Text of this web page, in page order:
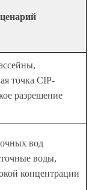
точка CIP-
разрешение
вод
воды,
концентрации